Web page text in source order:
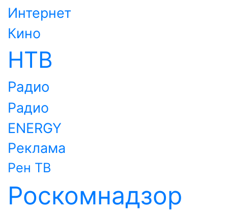
Интернет
Кино
НТВ
Радио
Радио
ENERGY
Реклама
Рен ТВ
Роскомнадзор